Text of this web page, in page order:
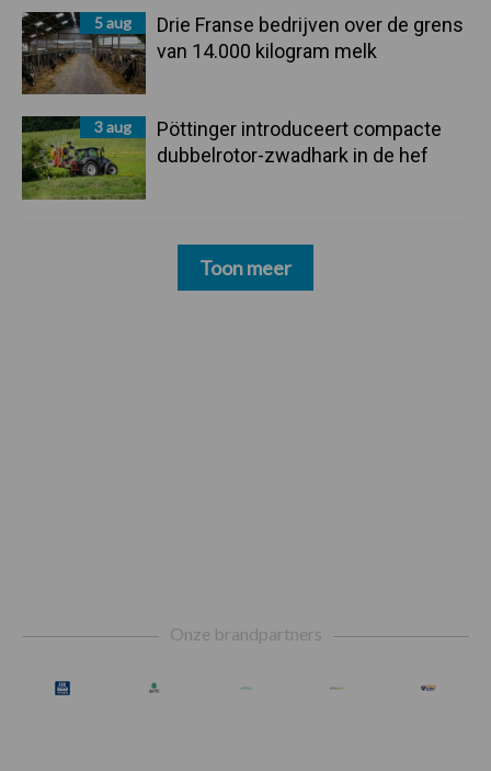
5 aug
Drie Franse bedrijven over de grens
van 14.000 kilogram melk
3 aug
Pöttinger introduceert compacte
dubbelrotor-zwadhark in de hef
Toon meer
Onze brandpartners